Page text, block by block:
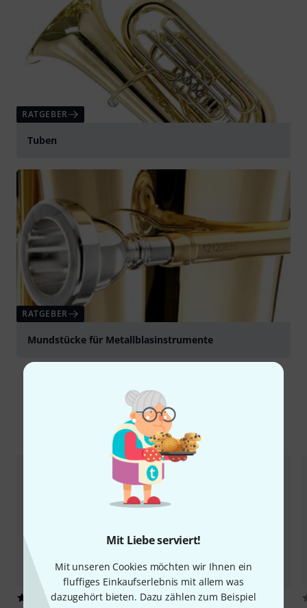
Mit Liebe serviert!
Mit unseren Cookies möchten wir Ihnen ein
fluffiges Einkaufserlebnis mit allem was
dazugehört bieten. Dazu zählen zum Beispiel
RATGEBER
Tuben
RATGEBER
Mundstücke für Metallblasinstrumente
Alternativen vergleichen
6 1